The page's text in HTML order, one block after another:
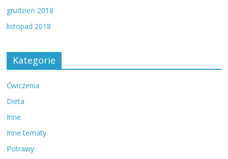
grudzień 2018
listopad 2018
Kategorie
Ćwiczenia
Dieta
Inne
Inne tematy
Potrawy